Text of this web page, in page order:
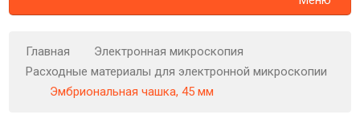
Главная
Электронная микроскопия
Расходные материалы для электронной микроскопии
Эмбриональная чашка, 45 мм